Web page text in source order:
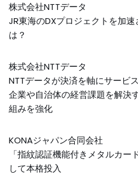
株式会社NTTデータ
JR東海のDXプロジェクトを加
は？
株式会社NTTデータ
NTTデータが決済を軸にサービ
企業や自治体の経営課題を解決
組みを強化
KONAジャパン合同会社
「指紋認証機能付きメタルカ
して本格投入